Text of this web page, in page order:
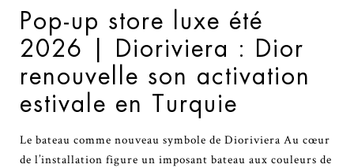
Pop-up store luxe été
2026 | Dioriviera : Dior
renouvelle son activation
estivale en Turquie
Le bateau comme nouveau symbole de Dioriviera Au cœur
de l’installation figure un imposant bateau aux couleurs de